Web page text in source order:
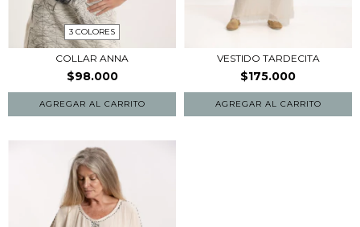
3 COLORES
COLLAR ANNA
$98.000
AGREGAR AL CARRITO
VESTIDO TARDECITA
$175.000
AGREGAR AL CARRITO